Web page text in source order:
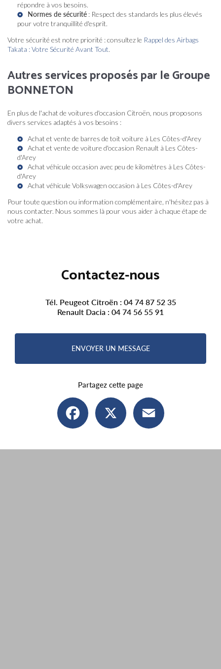
répondre à vos besoins.
Normes de sécurité : Respect des standards les plus élevés
pour votre tranquillité d'esprit.
Votre sécurité est notre priorité : consultez le Rappel des Airbags
Takata : Votre Sécurité Avant Tout.
Autres services proposés par le Groupe
BONNETON
En plus de l'achat de voitures d'occasion Citroën, nous proposons
divers services adaptés à vos besoins :
Achat et vente de barres de toit voiture à Les Côtes-d'Arey
Achat et vente de voiture d'occasion Renault à Les Côtes-
d'Arey
Achat véhicule occasion avec peu de kilomètres à Les Côtes-
d'Arey
Achat véhicule Volkswagen occasion à Les Côtes-d'Arey
Pour toute question ou information complémentaire, n'hésitez pas à
nous contacter. Nous sommes là pour vous aider à chaque étape de
votre achat.
Contactez-nous
Tél. Peugeot Citroën : 04 74 87 52 35
Renault Dacia : 04 74 56 55 91
ENVOYER UN MESSAGE
Partagez cette page
Facebook